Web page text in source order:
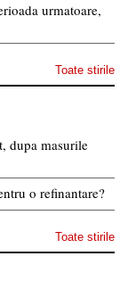
urmatoare,
Toate stirile
dupa masurile
o refinantare?
Toate stirile